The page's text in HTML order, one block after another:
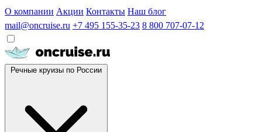
О компании Акции Контакты Наш блог
mail@oncruise.ru +7 495 155-35-23 8 800 707-07-12